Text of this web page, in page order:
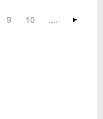
9 10 ....